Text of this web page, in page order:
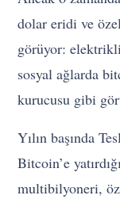
dolar eridi ve
görüyor:
sosyal ağlarda
kurucusu gibi
Yılın başında
Bitcoin’e
multibilyoneri,